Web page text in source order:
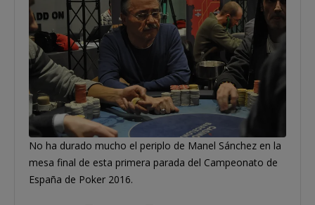
No ha durado mucho el periplo de Manel Sánchez en la
mesa final de esta primera parada del Campeonato de
España de Poker 2016.